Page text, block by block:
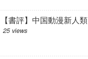
【書評】中国動漫新人類
25 views